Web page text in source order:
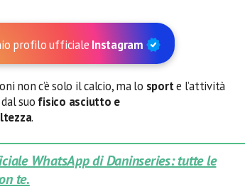
profilo ufficiale Instagram
non c’è solo il calcio, ma lo sporte l’attività
suo fisico asciutto e
.
WhatsApp di Daninseries: tutte le
te.